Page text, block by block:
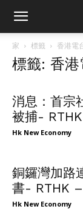
家 標籤 香港電
標籤: 香港
消息：首宗
被捕-
Hk New Economy
銅鑼灣加路
書- RTHK
Hk New Economy